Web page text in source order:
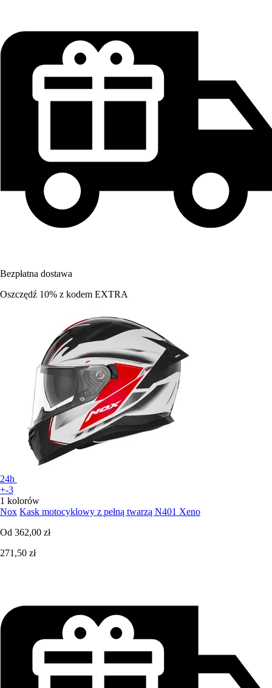
Bezpłatna dostawa
Oszczędź 10% z kodem EXTRA
24h
+-3
1 kolorów
Nox Kask motocyklowy z pełną twarzą N401 Xeno
Od 362,00 zł
271,50 zł